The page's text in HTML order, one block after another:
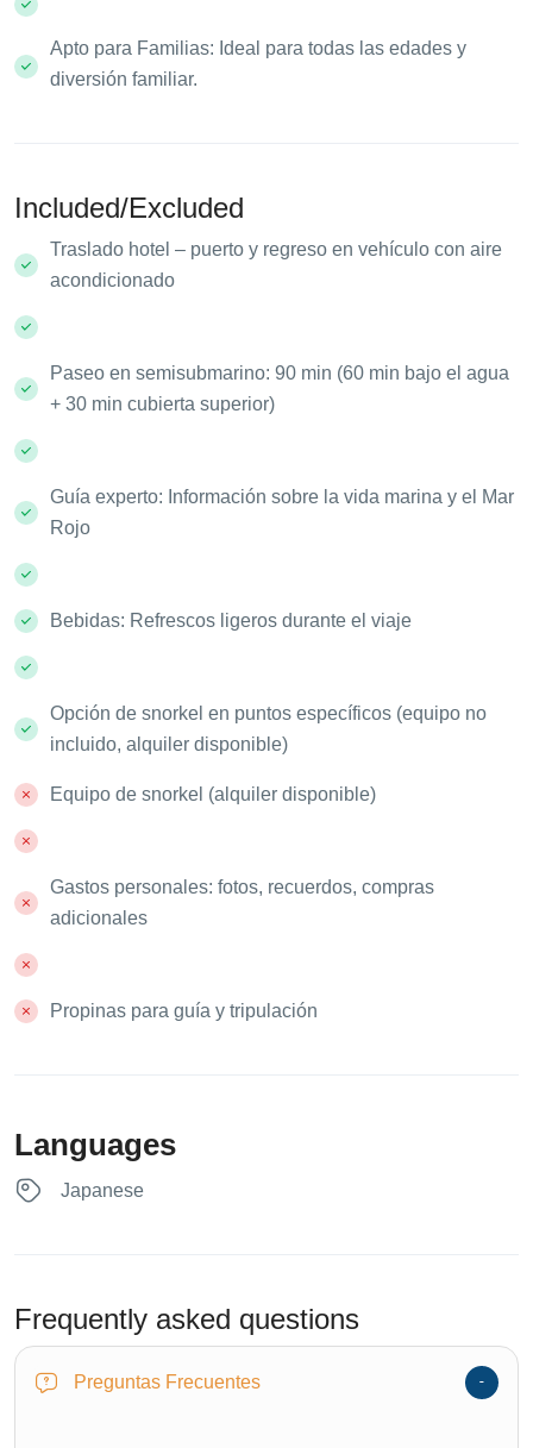
Apto para Familias: Ideal para todas las edades y
diversión familiar.
Included/Excluded
Traslado hotel – puerto y regreso en vehículo con aire
acondicionado
Paseo en semisubmarino: 90 min (60 min bajo el agua
+ 30 min cubierta superior)
Guía experto: Información sobre la vida marina y el Mar
Rojo
Bebidas: Refrescos ligeros durante el viaje
Opción de snorkel en puntos específicos (equipo no
incluido, alquiler disponible)
Equipo de snorkel (alquiler disponible)
Gastos personales: fotos, recuerdos, compras
adicionales
Propinas para guía y tripulación
Languages
Japanese
Frequently asked questions
Preguntas Frecuentes